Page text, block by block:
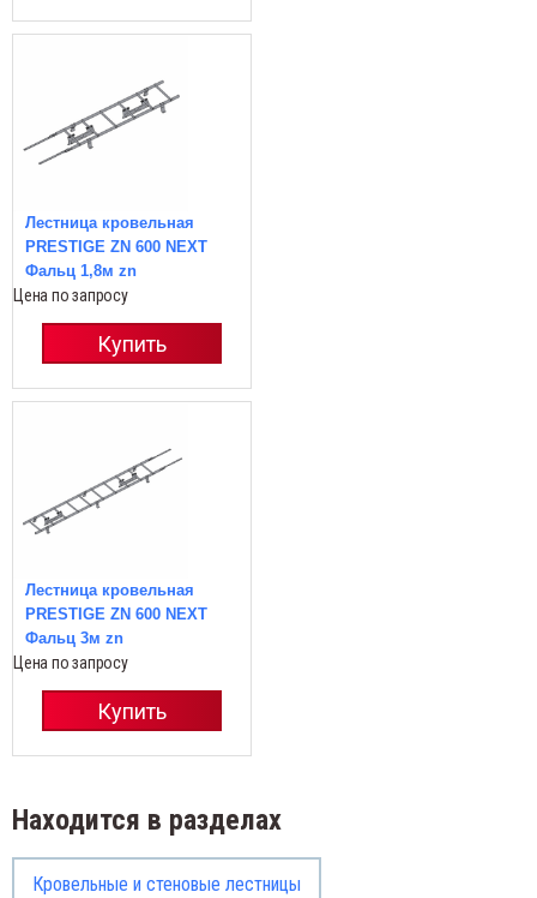
Лестница кровельная
PRESTIGE ZN 600 NEXT
Фальц 1,8м zn
Цена по запросу
Купить
Лестница кровельная
PRESTIGE ZN 600 NEXT
Фальц 3м zn
Цена по запросу
Купить
Находится в разделах
Кровельные и стеновые лестницы